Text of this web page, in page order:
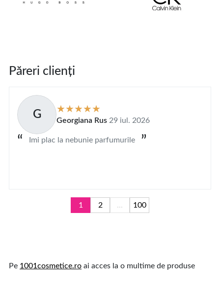
Păreri clienți
G Georgiana Rus 29 iul. 2026
Imi plac la nebunie parfumurile
1 2 ... 100
Pe 1001cosmetice.ro ai acces la o multime de produse